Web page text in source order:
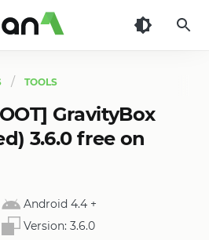
TOOLS
GravityBox
3.6.0 free on
Android 4.4 +
Version: 3.6.0